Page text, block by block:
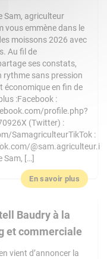
Sam, agriculteur
vous emmène dans le
moissons 2026 avec
Au fil de
ses constats,
rythme sans pression
économique en fin de
:Facebook :
profile.php?
(Twitter) :
SamagriculteurTikTok :
@sam.agriculteur.i
Sam, […]
En savoir plus
Baudry à la
et commerciale
vient d’annoncer la